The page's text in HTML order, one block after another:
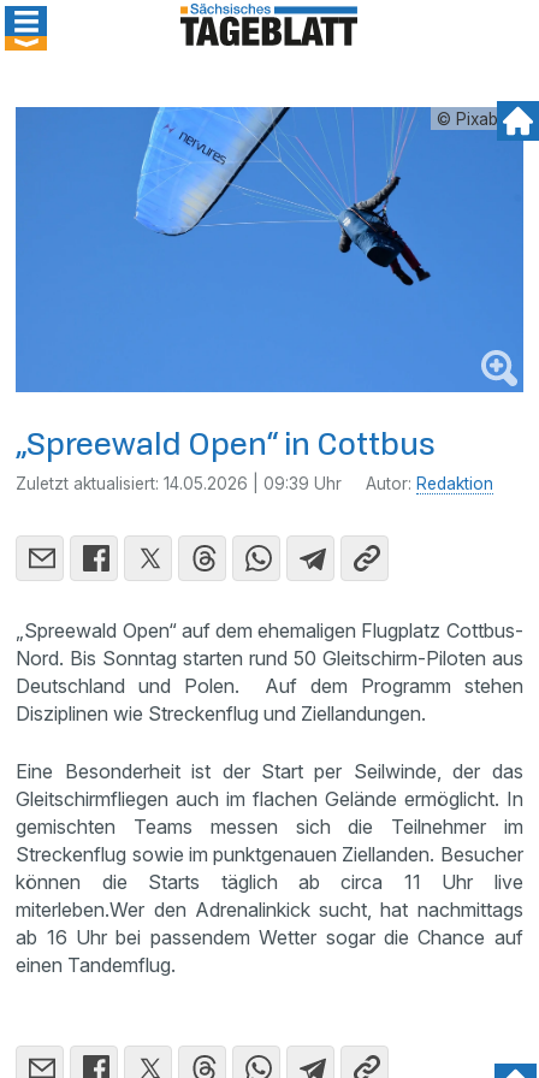
© Pixabay
„Spreewald Open“ in Cottbus
Zuletzt aktualisiert:14.05.2026 | 09:39 Uhr Autor: Redaktion
„Spreewald Open“ auf dem ehemaligen Flugplatz Cottbus-
Nord. Bis Sonntag starten rund 50 Gleitschirm-Piloten aus
Deutschland und Polen. Auf dem Programm stehen
Disziplinen wie Streckenflug und Ziellandungen.
Eine Besonderheit ist der Start per Seilwinde, der das
Gleitschirmfliegen auch im flachen Gelände ermöglicht. In
gemischten Teams messen sich die Teilnehmer im
Streckenflug sowie im punktgenauen Ziellanden. Besucher
können die Starts täglich ab circa 11 Uhr live
miterleben.Wer den Adrenalinkick sucht, hat nachmittags
ab 16 Uhr bei passendem Wetter sogar die Chance auf
einen Tandemflug.